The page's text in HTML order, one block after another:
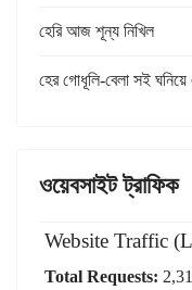
হেরি আজ শূন্য নিখিল
হের গোধূলি-বেলা সই
ওয়েবসাইট ট্রাফিক
Website Traffic
Total Requests: